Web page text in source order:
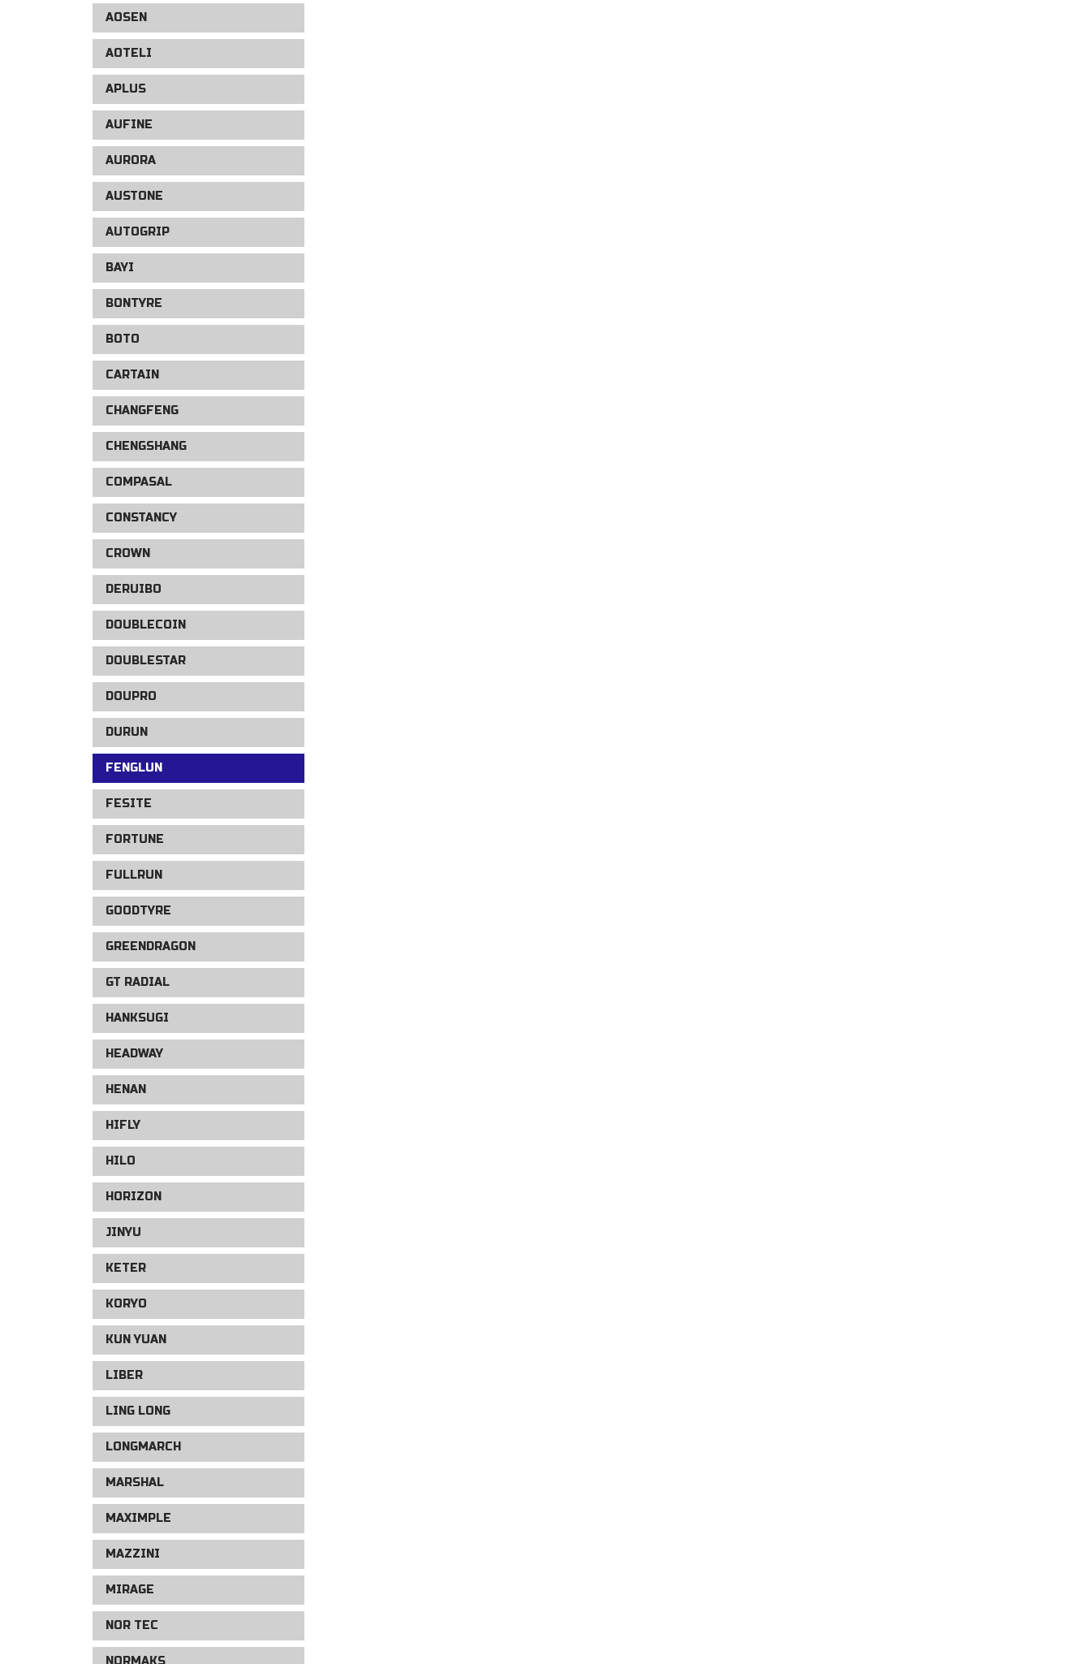
AOSEN
AOTELI
APLUS
AUFINE
AURORA
AUSTONE
AUTOGRIP
BAYI
BONTYRE
BOTO
CARTAIN
CHANGFENG
CHENGSHANG
COMPASAL
CONSTANCY
CROWN
DERUIBO
DOUBLECOIN
DOUBLESTAR
DOUPRO
DURUN
FENGLUN
FESITE
FORTUNE
FULLRUN
GOODTYRE
GREENDRAGON
GT RADIAL
HANKSUGI
HEADWAY
HENAN
HIFLY
HILO
HORIZON
JINYU
KETER
KORYO
KUN YUAN
LIBER
LING LONG
LONGMARCH
MARSHAL
MAXIMPLE
MAZZINI
MIRAGE
NOR TEC
NORMAKS